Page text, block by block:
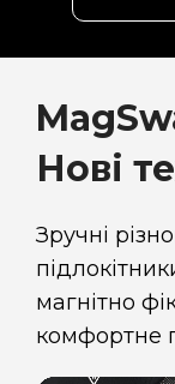
Нові
Зручні
магнітно
комфортне